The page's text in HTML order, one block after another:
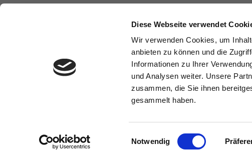
Diese Webseite verwendet
Wir verwenden Cookies, um
anbieten zu können und die
Informationen zu Ihrer
und Analysen weiter. Unsere
zusammen, die Sie ihnen
gesammelt haben.
Einwilligungsauswahl
Notwendig
Zweckverband Filderwasserversorgung
Nürtinger Str. 201 – 203
72666 Neckartailfingen
07022 95190 0
07022 95190 99
info@zvfiwa.de
© 2021 Zweckverband Filderwasserversorgung | Impressum|